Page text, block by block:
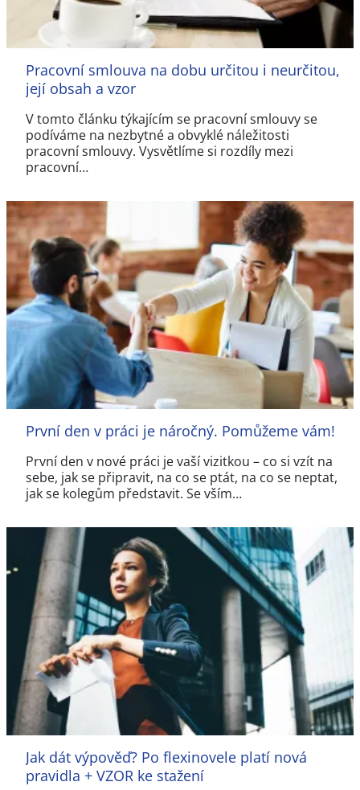
Pracovní smlouva na dobu určitou i neurčitou,
její obsah a vzor
V tomto článku týkajícím se pracovní smlouvy se
podíváme na nezbytné a obvyklé náležitosti
pracovní smlouvy. Vysvětlíme si rozdíly mezi
pracovní…
První den v práci je náročný. Pomůžeme vám!
První den v nové práci je vaší vizitkou –⁠ co si vzít na
sebe, jak se připravit, na co se ptát, na co se neptat,
jak se kolegům představit. Se vším…
Jak dát výpověď? Po flexinovele platí nová
pravidla + VZOR ke stažení